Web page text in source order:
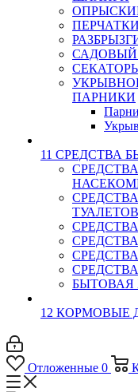
ПЕРЧАТКИ
САДОВЫЙ
ПАРНИКИ
11 СРЕДСТВА
ТУАЛЕТОВ
12 КОРМОВЫЕ
Отложенные 0